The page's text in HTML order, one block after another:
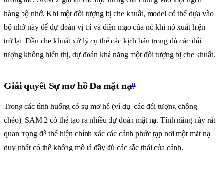
hàng bộ nhớ. Khi một đối tượng bị che khuất, model có thể dựa vào
bộ nhớ này để dự đoán vị trí và diện mạo của nó khi nó xuất hiện
trở lại. Đầu che khuất xử lý cụ thể các kịch bản trong đó các đối
tượng không hiển thị, dự đoán khả năng một đối tượng bị che khuất.
Giải quyết Sự mơ hồ Đa mặt nạ#
Trong các tình huống có sự mơ hồ (ví dụ: các đối tượng chồng
chéo), SAM 2 có thể tạo ra nhiều dự đoán mặt nạ. Tính năng này rất
quan trọng để thể hiện chính xác các cảnh phức tạp nơi một mặt nạ
duy nhất có thể không mô tả đầy đủ các sắc thái của cảnh.